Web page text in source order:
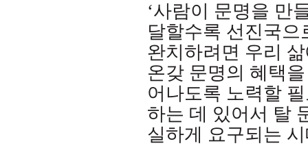
‘사람이 문명을 만
달할수록 선진국
완치하려면 우리
온갖 문명의 혜택
어나도록 노력할
하는 데 있어서 탈
실하게 요구되는